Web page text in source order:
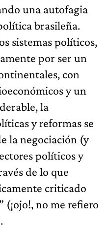
una autofagia
brasileña.
sistemas políticos,
por ser un
con
y un
la
y reformas se
la negociación (y
políticos y
de lo que
criticado
(¡ojo!, no me refiero